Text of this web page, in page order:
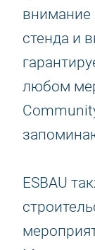
внимание
стенда и
любом
ESBAU